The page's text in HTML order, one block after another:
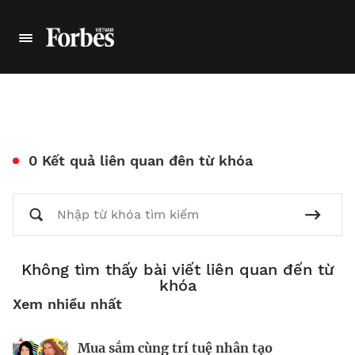
0 Kết quả liên quan đên từ khóa
Không tìm thấy bài viết liên quan đến từ
khóa
Xem nhiều nhất
Mua sắm cùng trí tuệ nhân tạo
Nhà sáng lập 25 tuổi và tham vọng lật
Kiểm soát bất ổn và bảo vệ sức khỏe